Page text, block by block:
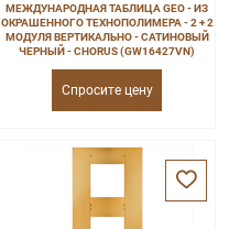
МЕЖДУНАРОДНАЯ ТАБЛИЦА GEO - ИЗ
ОКРАШЕННОГО ТЕХНОПОЛИМЕРА - 2 + 2
МОДУЛЯ ВЕРТИКАЛЬНО - САТИНОВЫЙ
ЧЕРНЫЙ - CHORUS (GW16427VN)
Спросите цену